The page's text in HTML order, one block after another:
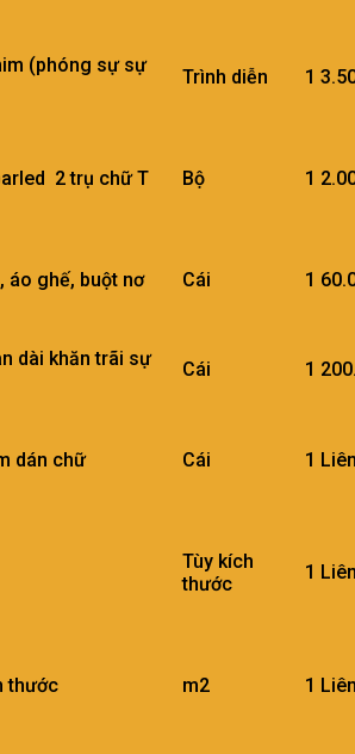
(phóng sự sự
Trình diễn 1
2 trụ chữ T Bộ 1
áo ghế, buột nơ Cái 1
dài khăn trãi sự
Cái 1
dán chữ Cái 1
Tùy kích
thước
1
thước m2 1